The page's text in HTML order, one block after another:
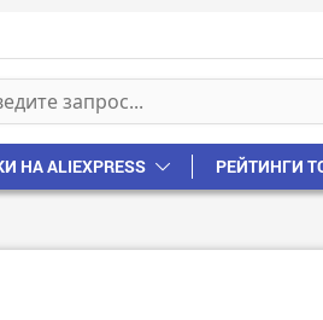
НА ALIEXPRESS РЕЙТИНГИ